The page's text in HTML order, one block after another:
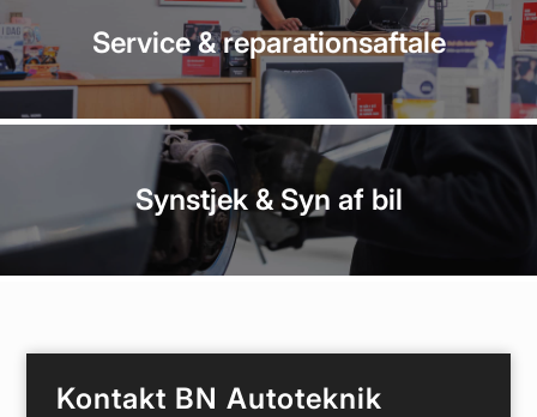
Service&reparations­aftale
Synstjek &Syn af bil
Kontakt BN Autoteknik